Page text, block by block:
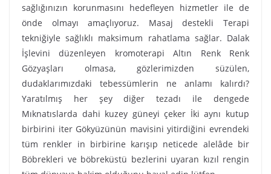
sağlığınızın korunmasını hedefleyen hizmetler ile de
önde olmayı amaçlıyoruz. Masaj destekli Terapi
tekniğiyle sağlıklı maksimum rahatlama sağlar. Dalak
İşlevini düzenleyen kromoterapi Altın Renk Renk
Gözyaşları olmasa, gözlerimizden süzülen,
dudaklarımızdaki tebessümlerin ne anlamı kalırdı?
Yaratılmış her şey diğer tezadı ile dengede
Mıknatıslarda dahi kuzey güneyi çeker İki aynı kutup
birbirini iter Gökyüzünün mavisini yitirdiğini evrendeki
tüm renkler in birbirine karışıp neticede alelâde bir
Böbrekleri ve böbreküstü bezlerini uyaran kızıl rengin